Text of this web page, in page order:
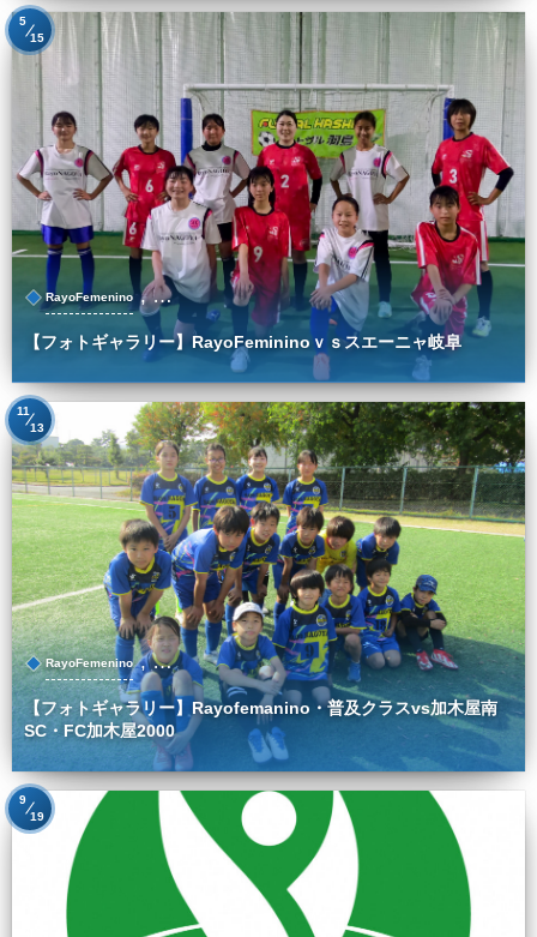
RayoFemenino , …
【フォトギャラリー】RayoFemininoｖｓスエーニャ岐阜
5
15
RayoFemenino , …
【フォトギャラリー】Rayofemanino・普及クラスvs加木屋南
SC・FC加木屋2000
11
13
9
19